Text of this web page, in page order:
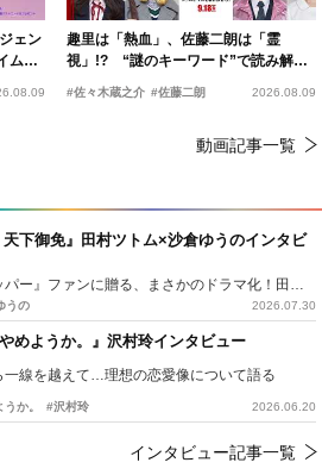
ェン
ムス
趣里は「熱血」、佐藤二朗は「霊
視」!? “謎のキーワード”で読み解く
『踊る大捜査線 N.E.W.』新メンバー
#佐々木蔵之介 #佐藤二朗 2026.08.09
動画記事一覧
天下御免』田村ツトム×沙倉ゆうのインタビ
『侍タイムスリッパー』ファンに贈る、まさかのドラマ化！田村ツトム×沙倉ゆうのが語る『心配無用ノ介』撮影秘話
うの 2026.07.30
めようか。』沢村玲インタビュー
一線を越えて…理想の恋愛像について語る
か。 #沢村玲 2026.06.20
インタビュー記事一覧